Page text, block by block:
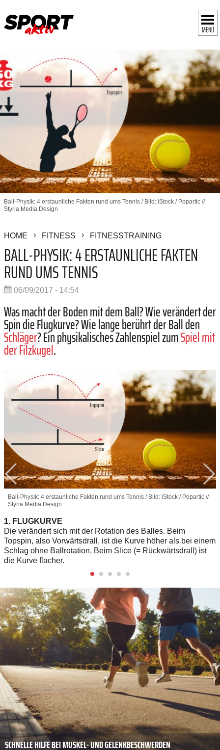
MENÜ
Ball-Physik: 4 erstaunliche Fakten rund ums Tennis / Bild: iStock / Popartic //
Styria Media Design
HOME FITNESS FITNESSTRAINING
BALL-PHYSIK: 4 ERSTAUNLICHE FAKTEN
RUND UMS TENNIS
06/09/2017 - 14:54
Was macht der Boden mit dem Ball? Wie verändert der
Spin die Flugkurve? Wie lange berührt der Ball den
Schläger? Ein physikalisches Zahlenspiel zumSpiel mit
der Filzkugel.
Ball-Physik: 4 erstaunliche Fakten rund ums Tennis / Bild: iStock / Popartic //
Styria Media Design
1. FLUGKURVE
Die verändert sich mit der Rotation des Balles. Beim
Topspin, also Vorwärtsdrall, ist die Kurve höher als bei einem
Schlag ohne Ballrotation. Beim Slice (= Rückwärtsdrall) ist
die Kurve flacher.
SCHNELLE HILFE BEI MUSKEL- UND GELENKBESCHWERDEN